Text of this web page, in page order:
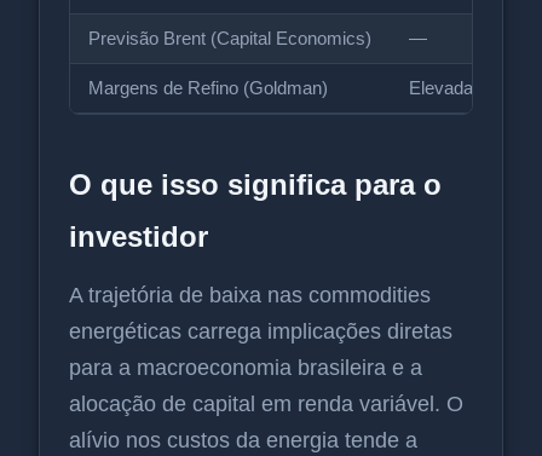
Previsão Brent (Capital Economics) —
Margens de Refino (Goldman) Elevadas
O que isso significa para o
investidor
A trajetória de baixa nas commodities
energéticas carrega implicações diretas
para a macroeconomia brasileira e a
alocação de capital em renda variável. O
alívio nos custos da energia tende a